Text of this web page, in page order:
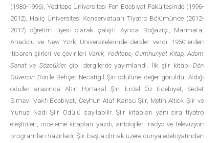
(1980-1996), Yeditepe Üniversitesi Fen Edebiyat Fakültesinde (1996-
2012), Haliç Üniversitesi Konservatuarı Tiyatro Bölümünde (2012-
2017) öğretim üyesi olarak çalıştı. Ayrıca Boğaziçi, Marmara,
Anadolu ve New York Üniversitelerinde dersler verdi. 1950’lerden
itibaren şiirleri ve çevirileri Varlık, Yeditepe, Cumhuriyet Kitap, Adam
Sanat ve Sözcüklergibi dergilerde yayımlandı. İlk şiir kitabıDön
Güvercin Dön'le Behçet Necatigil Şiir ödülüne değer görüldü. Aldığı
ödüller arasında Altın Portakal Şiir, Erdal Öz Edebiyat, Sedat
Simavi Vakfı Edebiyat, Ceyhun Atuf Kansu Şiir, Metin Altıok Şiir ve
Yunus Nadi Şiir Ödülü sayılabilir. Şiir kitapları yanı sıra tiyatro
eleştirileri, inceleme kitapları yazdı, antolojiler, radyo ve televizyon
programları hazırladı. Şiir başta olmak üzere dünya edebiyatından